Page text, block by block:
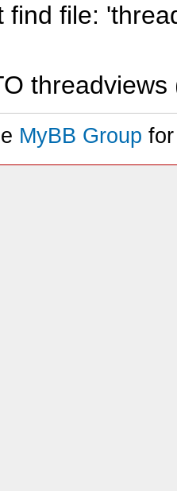
find file:
MyBB Group